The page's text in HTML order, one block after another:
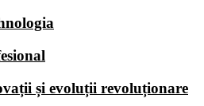
și evoluții revoluționare